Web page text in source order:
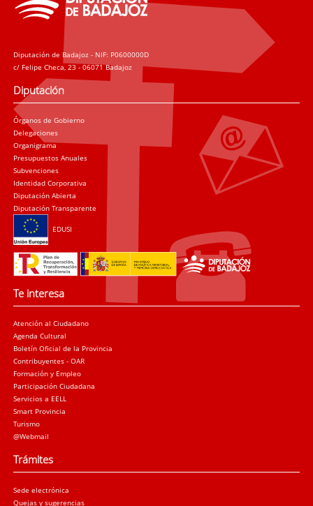
Diputación de Badajoz - NIF: P0600000D
c/ Felipe Checa, 23 - 06071 Badajoz
Diputación
Órganos de Gobierno
Delegaciones
Organigrama
Presupuestos Anuales
Subvenciones
Identidad Corporativa
Diputación Abierta
Diputación Transparente
EDUSI
Te interesa
Atención al Ciudadano
Agenda Cultural
Boletín Oficial de la Provincia
Contribuyentes - OAR
Formación y Empleo
Participación Ciudadana
Servicios a EELL
Smart Provincia
Turismo
@Webmail
Trámites
Sede electrónica
Quejas y sugerencias